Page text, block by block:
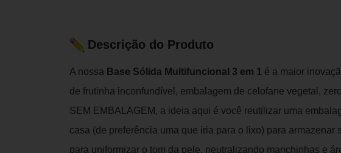
Descrição do Produto
A nossa Base Sólida Multifuncional 3 em 1 é a maior
de frutinha inconfundível, embalagem de celofane vegetal,
SEM EMBALAGEM, a ideia aqui é você reutilizar uma
casa (de preferência uma que iria para o lixo) para armazenar
para uniformizar o tom da pele, neutralizando manchinhas e